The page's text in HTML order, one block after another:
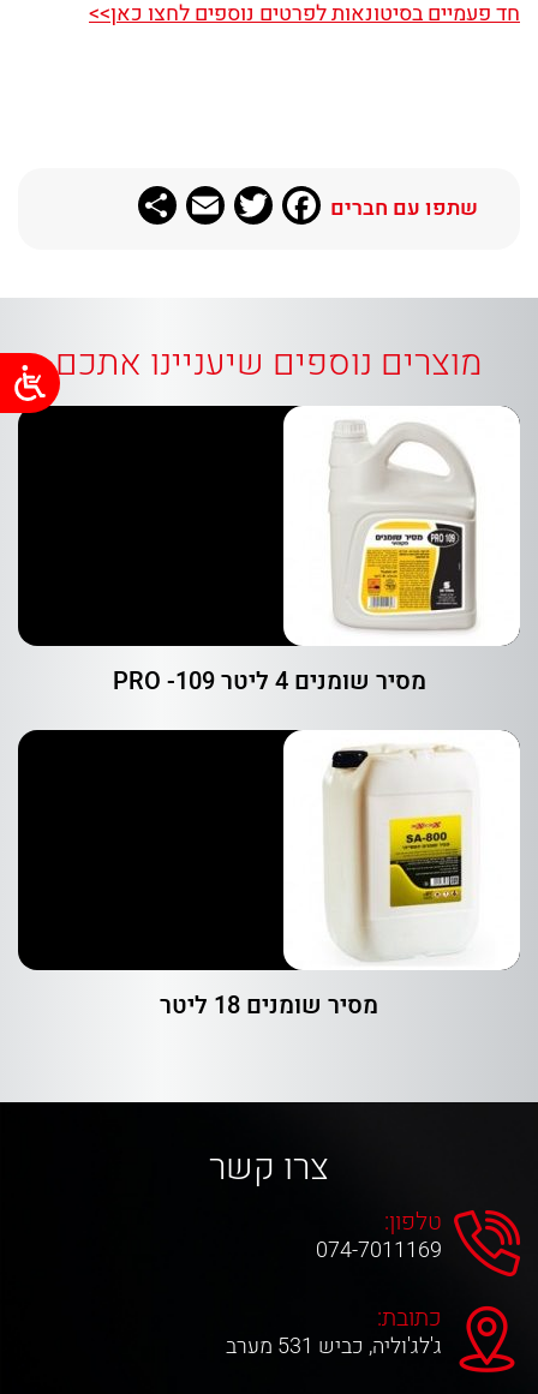
חד פעמיים בסיטונאות לפרטים נוספים לחצו כאן>>
שתפו עם חברים Facebook
Twitter
Email
מוצרים נוספים שיעניינו אתכם
מסיר שומנים 4 ליטר PRO -109
מסיר שומנים 18 ליטר
צרו קשר
טלפון:
074-7011169
כתובת:
ג'לג'וליה, כביש 531 מערב